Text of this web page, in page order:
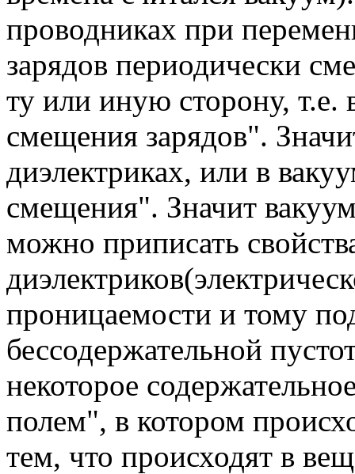
проводниках при
зарядов периодически
ту или иную сторону, т.е.
смещения зарядов".
диэлектриках, или в
смещения". Значит
можно приписать
проницаемости и тому
бессодержательной
некоторое
полем", в котором
тем, что происходят в